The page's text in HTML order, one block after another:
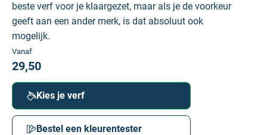
beste verf voor je klaargezet, maar als je de voorkeur
geeft aan een ander merk, is dat absoluut ook
mogelijk.
Vanaf
29,50
Kies je verf
Bestel een kleurentester